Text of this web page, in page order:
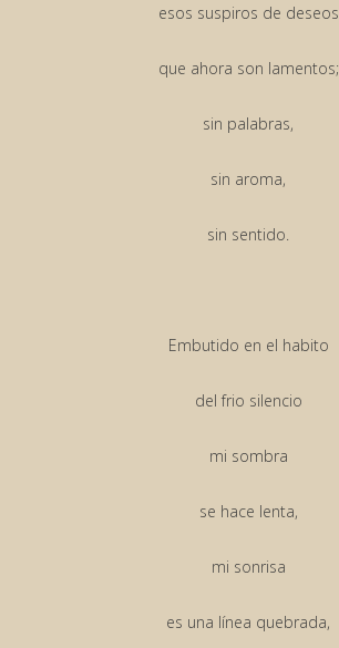
esos suspiros de deseos
que ahora son lamentos;
sin palabras,
sin aroma,
sin sentido.
Embutido en el habito
del frio silencio
mi sombra
se hace lenta,
mi sonrisa
es una línea quebrada,